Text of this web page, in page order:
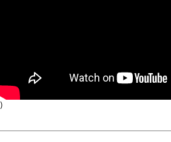
)